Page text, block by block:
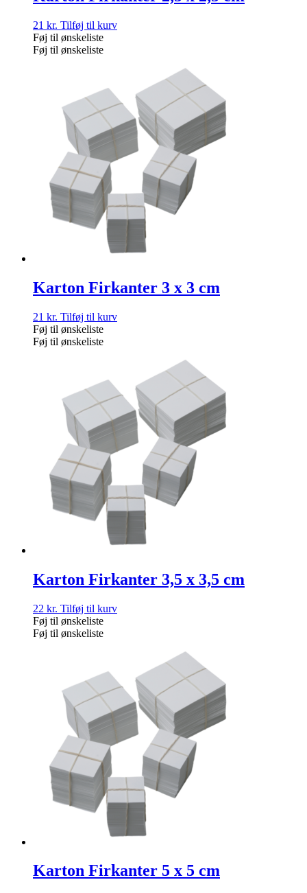
21 kr. Tilføj til kurv
Føj til ønskeliste
Føj til ønskeliste
Karton Firkanter 3 x 3 cm
21 kr. Tilføj til kurv
Føj til ønskeliste
Føj til ønskeliste
Karton Firkanter 3,5 x 3,5 cm
22 kr. Tilføj til kurv
Føj til ønskeliste
Føj til ønskeliste
Karton Firkanter 5 x 5 cm